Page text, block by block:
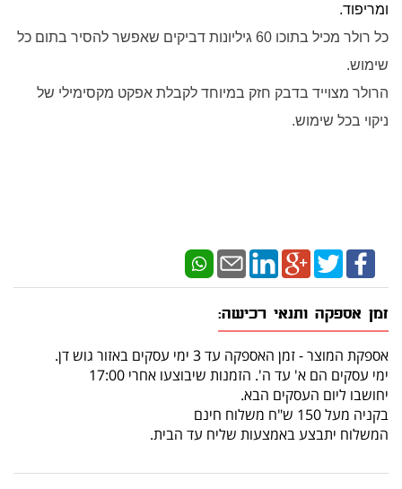
ומריפוד.
כל רולר מכיל בתוכו 60 גיליונות דביקים שאפשר להסיר בתום כל
שימוש.
הרולר מצוייד בדבק חזק במיוחד לקבלת אפקט מקסימילי של
ניקוי בכל שימוש.
זמן אספקה ותנאי רכישה:
אספקת המוצר - זמן האספקה עד 3 ימי עסקים באזור גוש דן.
ימי עסקים הם א' עד ה'. הזמנות שיבוצעו אחרי 17:00
יחושבו ליום העסקים הבא.
בקניה מעל 150 ש"ח משלוח חינם
המשלוח יתבצע באמצעות שליח עד הבית.